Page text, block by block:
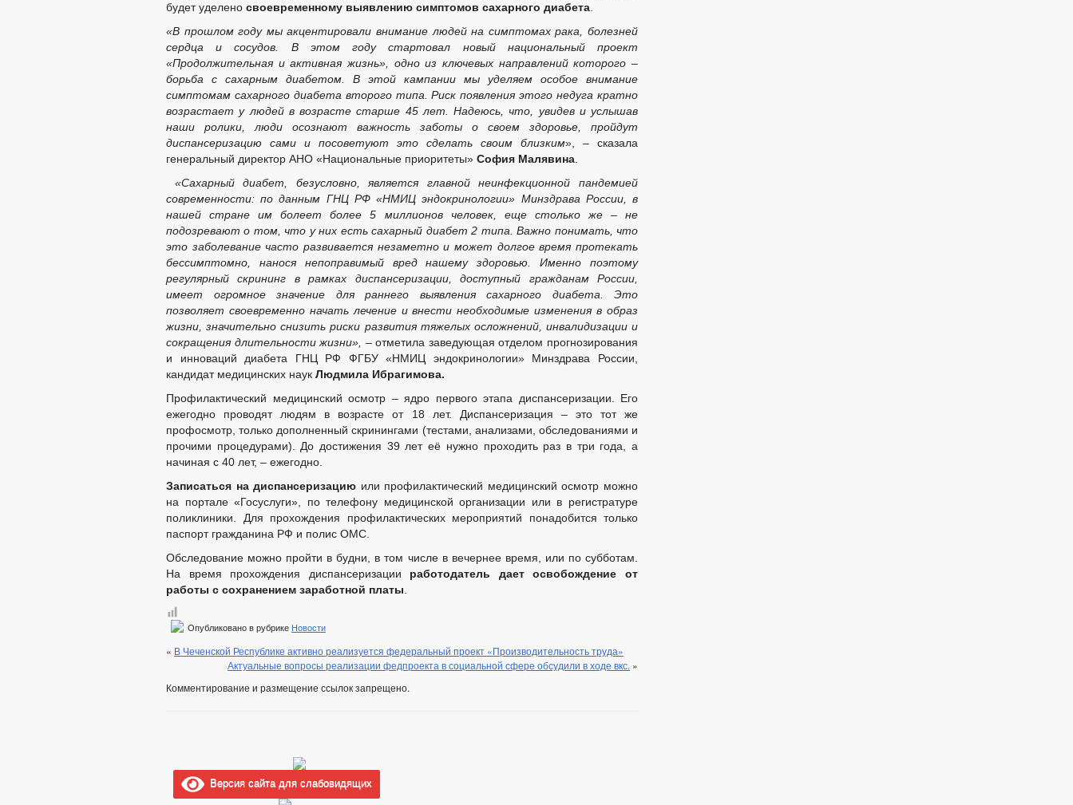
будет уделено своевременному выявлению симптомов сахарного диабета
«В прошлом году мы акцентировали внимание людей на симптомах рака, болезней
сердца и сосудов. В этом году стартовал новый национальный проект
«Продолжительная и активная жизнь», одно из ключевых направлений которого –
борьба с сахарным диабетом. В этой кампании мы уделяем особое внимание
симптомам сахарного диабета второго типа. Риск появления этого недуга кратно
возрастает у людей в возрасте старше 45 лет. Надеюсь, что, увидев и услышав
наши ролики, люди осознают важность заботы о своем здоровье, пройдут
диспансеризацию сами и посоветуют это сделать своим близким», – сказала
генеральный директор АНО «Национальные приоритеты» София Малявина
«Сахарный диабет, безусловно, является главной неинфекционной пандемией
современности: по данным ГНЦ РФ «НМИЦ эндокринологии» Минздрава России, в
нашей стране им болеет более 5 миллионов человек, еще столько же – не
подозревают о том, что у них естьсахарный диабет 2 типа. Важно понимать, что
это заболевание часто развивается незаметно и может долгое время протекать
бессимптомно, нанося непоправимый вреднашему здоровью. Именно поэтому
регулярный скрининг в рамках диспансеризации, доступный гражданам России,
имеет огромное значение для раннего выявления сахарного диабета . Это
позволяет своевременно начать лечение и внести необходимые изменения в образ
жизни, значительно снизить риски развития тяжелых осложнений, инвалидизации и
сокращения длительности жизни», – отметила заведующая отделом прогнозирования
и инноваций диабета ГНЦ РФ ФГБУ «НМИЦ эндокринологии» Минздрава России,
кандидат медицинских наук Людмила Ибрагимова.
Профилактический медицинский осмотр – ядро первого этапа диспансеризации. Его
ежегодно проводят людям в возрасте от 18 лет. Диспансеризация – это тот же
профосмотр, только дополненный скринингами (тестами, анализами, обследованиями и
прочими процедурами). До достижения 39 лет её нужно проходить раз в три года, а
начиная с 40 лет, – ежегодно.
Записаться на диспансеризацию или профилактический медицинский осмотр можно
на портале «Госуслуги», по телефону медицинской организации или в регистратуре
поликлиники. Для прохождения профилактических мероприятий понадобится только
паспорт гражданина РФ и полис ОМС.
Обследование можно пройти в будни, в том числе в вечернее время, или по субботам.
На время прохождения диспансеризации работодатель дает освобождение от
работы с сохранением заработной платы
Опубликовано в рубрике Новости
« В Чеченской Республике активно реализуется федеральный проект «Производительность труда»
Актуальные вопросы реализации федпроекта в социальной сфере обсудили в ходе вкс. »
Комментирование и размещение ссылок запрещено.
Версия сайта для слабовидящих